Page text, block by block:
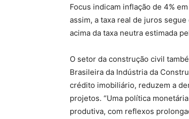
Focus indicam inflação de 4%
assim, a taxa real de juros
acima da taxa neutra estimada
O setor da construção civil
Brasileira da Indústria da
crédito imobiliário, reduzem a
projetos. “Uma política
produtiva, com reflexos